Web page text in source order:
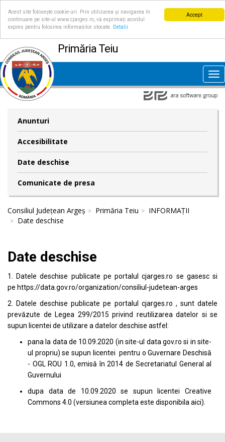
Accept
Acest site folosește cookie-uri. Prin utilizarea și navigarea în
continuare pe site-ul www.cjarges.ro, vă exprimați acordul
expres pentru folosirea informațiilor stocate.
Detalii
Primăria Teiu
Anunturi
Accesibilitate
Date deschise
Comunicate de presa
Consiliul Județean Argeș Primăria Teiu
INFORMAȚII
Date deschise
Date deschise
1. Datele deschise publicate pe portalulcjarges.ro se gasesc si
pe https://data.gov.ro/organization/consiliul-judetean-arges
2. Datele deschise publicate pe portalul cjarges.ro , sunt datele
prevăzute de Legea 299/2015 privind reutilizarea datelor si se
supun licentei de utilizare a datelor deschise astfel:
pana la data de 10.09.2020 (in site-ul data gov.ro si in site-
ul propriu) se supun licentei pentru o Guvernare Deschisă
- OGL ROU 1.0, emisă în 2014 de Secretariatul General al
Guvernului
dupa data de 10.09.2020 se supun licentei Creative
Commons 4.0 (versiunea completa este disponibila aici).